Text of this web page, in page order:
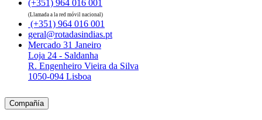
(+351) 964 016 001
(Llamada a la red móvil nacional)
(+351) 964 016 001
geral@rotadasindias.pt
Mercado 31 Janeiro
Loja 24 - Saldanha
R. Engenheiro Vieira da Silva
1050-094 Lisboa
Compañía